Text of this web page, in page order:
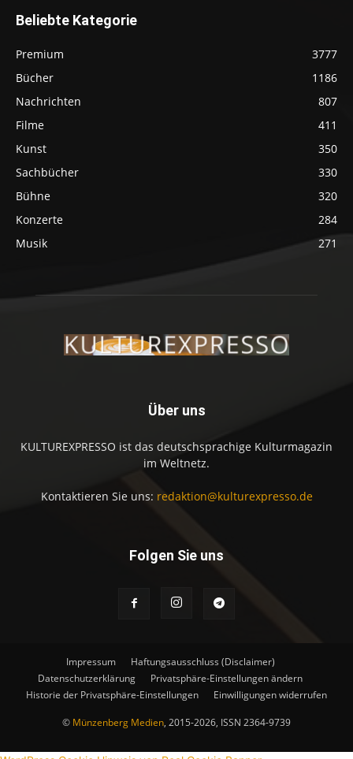
Beliebte Kategorie
Premium
3777
Bücher
1186
Nachrichten
807
Filme
411
Kunst
350
Sachbücher
330
Bühne
320
Konzerte
284
Musik
271
Über uns
KULTUREXPRESSO ist das deutschsprachige Kulturmagazin
im Weltnetz.
Kontaktieren Sie uns: redaktion@kulturexpresso.de
Folgen Sie uns
Impressum
Haftungsausschluss (Disclaimer)
Datenschutzerklärung
Privatsphäre-Einstellungen ändern
Historie der Privatsphäre-Einstellungen
Einwilligungen widerrufen
© Münzenberg Medien, 2015-2026, ISSN 2364-9739